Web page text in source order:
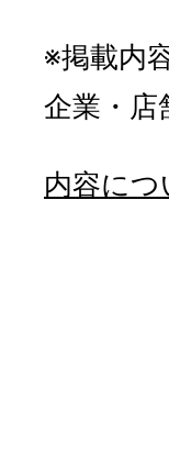
※掲載内
企業・店
内容に